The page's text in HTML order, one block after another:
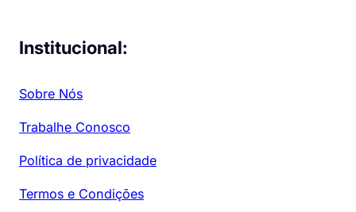
Institucional:
Sobre Nós
Trabalhe Conosco
Política de privacidade
Termos e Condições